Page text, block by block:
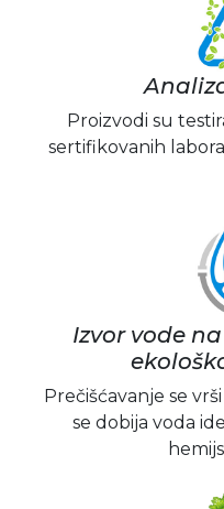
Proizvodi su
sertifikovanih
Izvor vode
Prečišćavanje se
se dobija voda